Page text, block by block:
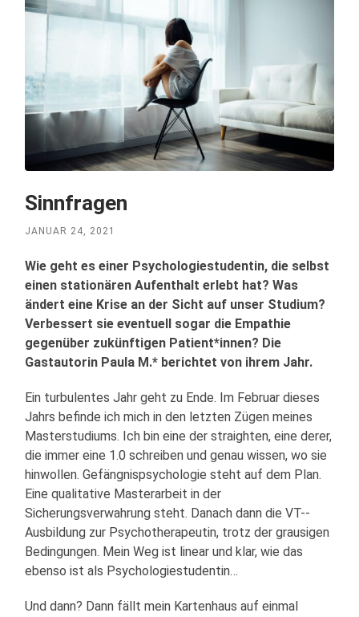
Sinnfragen
JANUAR 24, 2021
Wie geht es einer Psychologiestudentin, die selbst
einen stationären Aufenthalt erlebt hat? Was
ändert eine Krise an der Sicht auf unser Studium?
Verbessert sie eventuell sogar die Empathie
gegenüber zukünftigen Patient*innen? Die
Gastautorin Paula M.* berichtet von ihrem Jahr.
Ein turbulentes Jahr geht zu Ende. Im Februar dieses
Jahrs befinde ich mich in den letzten Zügen meines
Masterstudiums. Ich bin eine der straighten, eine derer,
die immer eine 1.0 schreiben und genau wissen, wo sie
hinwollen. Gefängnispsychologie steht auf dem Plan.
Eine qualitative Masterarbeit in der
Sicherungsverwahrung steht. Danach dann die VT-­‐
Ausbildung zur Psychotherapeutin, trotz der grausigen
Bedingungen. Mein Weg ist linear und klar, wie das
ebenso ist als Psychologiestudentin…
Und dann? Dann fällt mein Kartenhaus auf einmal